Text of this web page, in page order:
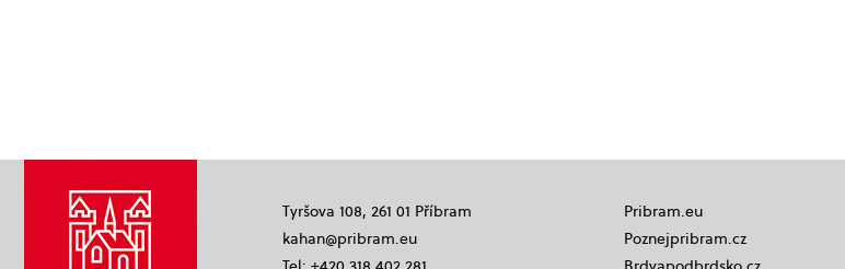
Tyršova 108, 261 01 Příbram
kahan@pribram.eu
Pribram.eu
Poznejpribram.cz